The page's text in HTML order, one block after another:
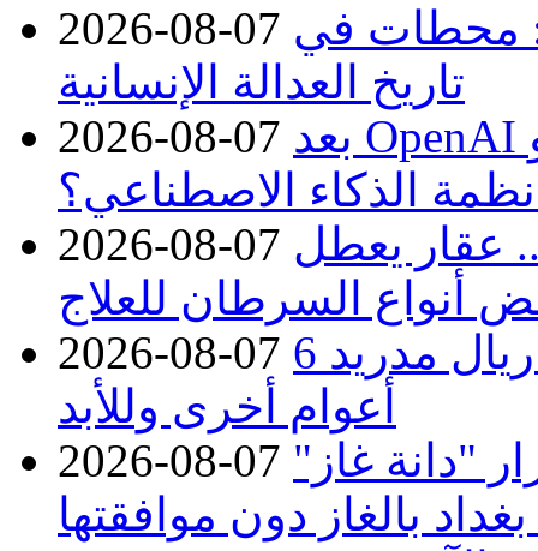
2026-08-07 محطات في
تاريخ العدالة الإنسانية
2026-08-07 بعد OpenAI وMeta.. لماذا تتكرر حوادث
الذكاء الاصطناعي؟
2026-08-07 عقار يعطل
أنواع السرطان للعلاج
2026-08-07 بـ24 مليون يورو.. فينيسيوس مع ريال مدريد 6
أعوام أخرى وللأبد
2026-08-07 "دانة غاز"
بالغاز دون موافقتها